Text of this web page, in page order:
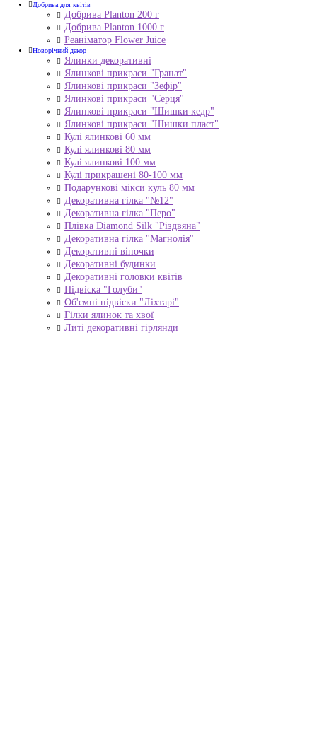
Добрива для квітів
Добрива Planton 200 г
Добрива Planton 1000 г
Реаніматор Flower Juice
Новорічний декор
Ялинки декоративні
Ялинкові прикраси "Гранат"
Ялинкові прикраси "Зефір"
Ялинкові прикраси "Серця"
Ялинкові прикраси "Шишки кедр"
Ялинкові прикраси "Шишки пласт"
Кулі ялинкові 60 мм
Кулі ялинкові 80 мм
Кулі ялинкові 100 мм
Кулі прикрашені 80-100 мм
Подарункові мікси куль 80 мм
Декоративна гілка "№12"
Декоративна гілка "Перо"
Плівка Diamond Silk "Різдвяна"
Декоративна гілка "Магнолія"
Декоративні віночки
Декоративні будинки
Декоративні головки квітів
Підвіска "Голуби"
Об'ємні підвіски "Ліхтарі"
Гілки ялинок та хвої
Литі декоративні гірлянди